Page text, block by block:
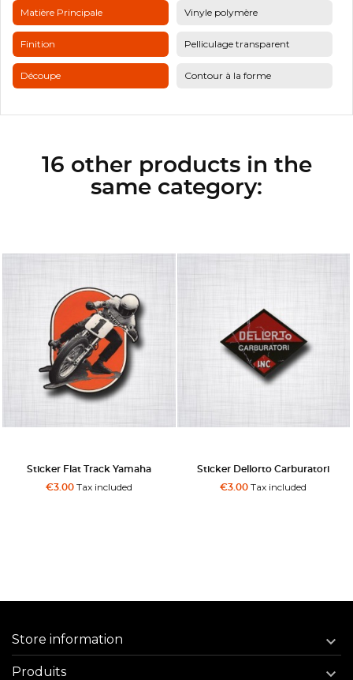
Matière Principale Vinyle polymère
Finition Pelliculage transparent
Découpe Contour à la forme
16 other products in the
same category:
Sticker Flat Track Yamaha
€3.00Tax included
Sticker Dellorto Carburatori
€3.00 Tax included
Store information 
Produits 